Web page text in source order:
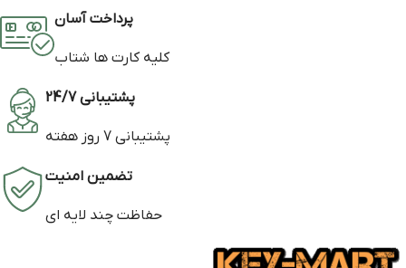
پرداخت آسان
کلیه کارت ها شتاب
پشتیبانی 24/7
پشتیبانی 7 روز هفته
تضمین امنیت
حفاظت چند لایه ای